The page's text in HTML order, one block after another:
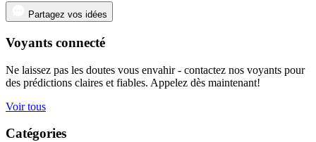
Partagez vos idées
Voyants connecté
Ne laissez pas les doutes vous envahir - contactez nos voyants pour
des prédictions claires et fiables. Appelez dès maintenant!
Voir tous
Catégories